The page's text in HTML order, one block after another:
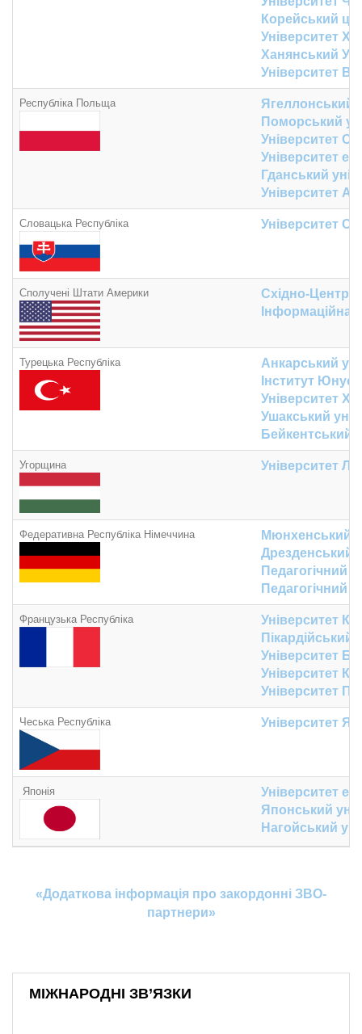
Корейський
Університет
Ханянський
Університет
Республіка Польща
Ягеллонський
Поморський
Університет
Університет
Гданський
Університет
Словацька Республіка Університет
Сполучені Штати Америки
Східно-
Інформаційна
Турецька Республіка
Анкарський
Інститут
Університет
Ушакський
Бейкентський
Угорщина Університет
Федеративна Республіка Німеччина
Мюнхенський
Дрезденський
Педагогічний
Педагогічний
Французька Республіка
Університет
Пікардійський
Університет
Університет
Університет
Чеська Республіка Університет
Японія
Університет
Японський
Нагойський
«Додаткова інформація про закордонні ЗВО-
партнери»
МІЖНАРОДНІ ЗВ’ЯЗКИ